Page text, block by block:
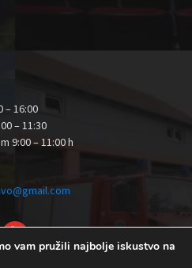
– 16:00
– 11:30
9:00 – 11:00 h
YouTube
vam pružili najbolje iskustvo na